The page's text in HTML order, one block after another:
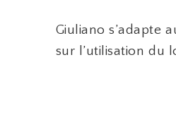
Giuliano s’adapte
sur l’utilisation du